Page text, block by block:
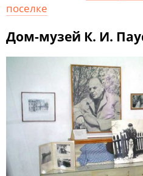
поселке
Дом-музей К. И.